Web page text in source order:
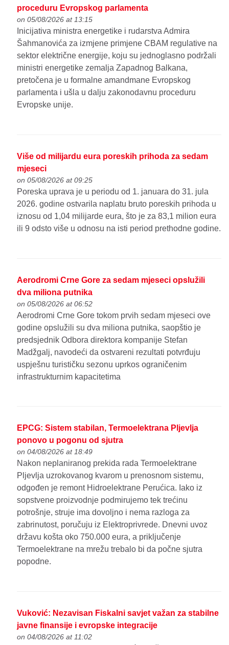
proceduru Evropskog parlamenta
on 05/08/2026 at 13:15
Inicijativa ministra energetike i rudarstva Admira
Šahmanovića za izmjene primjene CBAM regulative na
sektor električne energije, koju su jednoglasno podržali
ministri energetike zemalja Zapadnog Balkana,
pretočena je u formalne amandmane Evropskog
parlamenta i ušla u dalju zakonodavnu proceduru
Evropske unije.
Više od milijardu eura poreskih prihoda za sedam
mjeseci
on 05/08/2026 at 09:25
Poreska uprava je u periodu od 1. januara do 31. jula
2026. godine ostvarila naplatu bruto poreskih prihoda u
iznosu od 1,04 milijarde eura, što je za 83,1 milion eura
ili 9 odsto više u odnosu na isti period prethodne godine.
Aerodromi Crne Gore za sedam mjeseci opslužili
dva miliona putnika
on 05/08/2026 at 06:52
Aerodromi Crne Gore tokom prvih sedam mjeseci ove
godine opslužili su dva miliona putnika, saopštio je
predsjednik Odbora direktora kompanije Stefan
Madžgalj, navodeći da ostvareni rezultati potvrđuju
uspješnu turističku sezonu uprkos ograničenim
infrastrukturnim kapacitetima
EPCG: Sistem stabilan, Termoelektrana Pljevlja
ponovo u pogonu od sjutra
on 04/08/2026 at 18:49
Nakon neplaniranog prekida rada Termoelektrane
Pljevlja uzrokovanog kvarom u prenosnom sistemu,
odgođen je remont Hidroelektrane Perućica. Iako iz
sopstvene proizvodnje podmirujemo tek trećinu
potrošnje, struje ima dovoljno i nema razloga za
zabrinutost, poručuju iz Elektroprivrede. Dnevni uvoz
državu košta oko 750.000 eura, a priključenje
Termoelektrane na mrežu trebalo bi da počne sjutra
popodne.
Vuković: Nezavisan Fiskalni savjet važan za stabilne
javne finansije i evropske integracije
on 04/08/2026 at 11:02